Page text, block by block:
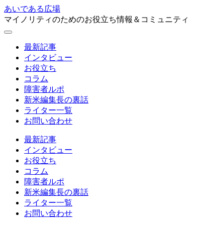
あいである広場
マイノリティのためのお役立ち情報＆コミュニティ
最新記事
インタビュー
お役立ち
コラム
障害者ルポ
新米編集長の裏話
ライター一覧
お問い合わせ
最新記事
インタビュー
お役立ち
コラム
障害者ルポ
新米編集長の裏話
ライター一覧
お問い合わせ